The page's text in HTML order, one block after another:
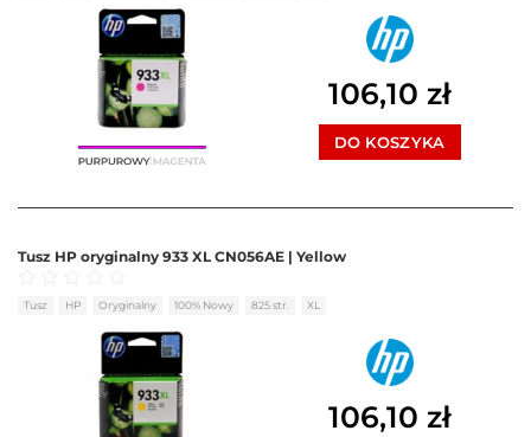
106,10 zł
DO KOSZYKA
Tusz HP oryginalny 933 XL CN056AE | Yellow
Oceniono0 na 5
Tusz HP Oryginalny 100% Nowy 825 str. XL
106,10 zł